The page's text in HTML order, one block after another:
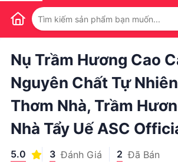
1
Nụ Trầm Hương Cao
Nguyên Chất Tự
Thơm Nhà, Trầm
Nhà Tẩy Uế ASC
5.0 3 Đánh Giá 2 Đã Bán